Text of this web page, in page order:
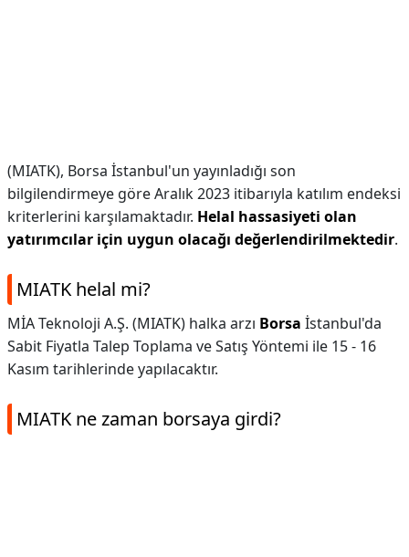
(MIATK), Borsa İstanbul'un yayınladığı son
bilgilendirmeye göre Aralık 2023 itibarıyla katılım endeksi
kriterlerini karşılamaktadır. Helal hassasiyeti olan
yatırımcılar için uygun olacağı değerlendirilmektedir.
MIATK helal mi?
MİA Teknoloji A.Ş. (MIATK) halka arzı Borsa İstanbul'da
Sabit Fiyatla Talep Toplama ve Satış Yöntemi ile 15 - 16
Kasım tarihlerinde yapılacaktır.
MIATK ne zaman borsaya girdi?